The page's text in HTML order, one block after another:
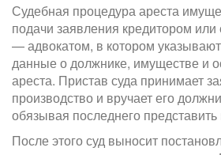
Судебная процедура ареста
подачи заявления кредитором или
— адвокатом, в котором
данные о должнике, имуществе и
ареста. Пристав суда принимает
производство и вручает его
обязывая последнего
После этого суд выносит